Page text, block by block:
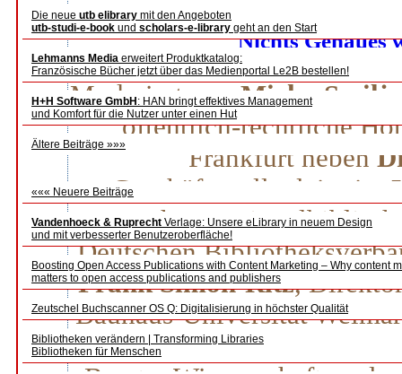
Die neue utb elibrary mit den Angeboten
utb-studi-e-book und scholars-e-library geht an den Start
Lehmanns Media erweitert Produktkatalog:
Französische Bücher jetzt über das Medienportal Le2B bestellen!
H+H Software GmbH : HAN bringt effektives Management
und Komfort für die Nutzer unter einen Hut
Ältere Beiträge »»»
««« Neuere Beiträge
Vandenhoeck & Ruprecht Verlage: Unsere eLibrary in neuem Design
und mit verbesserter Benutzeroberfläche!
Boosting Open Access Publications with Content Marketing – Why content
matters to open access publications and publishers
Zeutschel Buchscanner OS Q: Digitalisierung in höchster Qualität
Bibliotheken verändern | Transforming Libraries
Bibliotheken für Menschen
Deutsche Digitale
Nichts
Helga
Moderiert vonMirko
öffentlich-rechtliche
Frankfurt neben
Geschäftsstellenleiterin,
Deutschen
Deutschen
Frank Simon-Ritz,
Bauhaus-Universität
ImageWare Components